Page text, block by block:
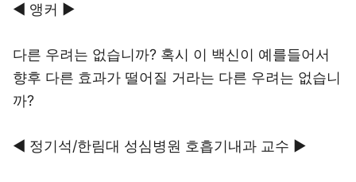
◀ 앵커 ▶
다른 우려는 없습니까? 혹시 이 백신이 예를들어서
향후 다른 효과가 떨어질 거라는 다른 우려는 없습니
까?
◀ 정기석/한림대 성심병원 호흡기내과 교수 ▶